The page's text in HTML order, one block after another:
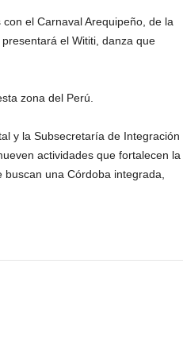
el Carnaval Arequipeño, de la
el Wititi, danza que
zona del Perú.
y la Subsecretaría de Integración
actividades que fortalecen la
una Córdoba integrada,